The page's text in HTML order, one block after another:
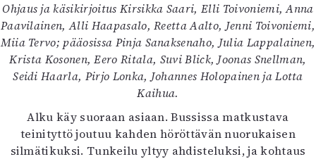
Oulu2026
Näyttelyt
Musiikki
Levyt
Kuvataide
Kirjat
In English
Esitystaide
Arkisto
Ohjaus ja käsikirjoitus Kirsikka Saari, Elli Toivoniemi, Anna
Paavilainen, Alli Haapasalo, Reetta Aalto, Jenni Toivoniemi,
Miia Tervo; pääosissa Pinja Sanaksenaho, Julia Lappalainen,
Krista Kosonen, Eero Ritala, Suvi Blick, Joonas Snellman,
Seidi Haarla, Pirjo Lonka, Johannes Holopainen ja Lotta
Kaihua.
Alku käy suoraan asiaan. Bussissa matkustava
teinityttö joutuu kahden höröttävän nuorukaisen
silmätikuksi. Tunkeilu yltyy ahdisteluksi, ja kohtaus